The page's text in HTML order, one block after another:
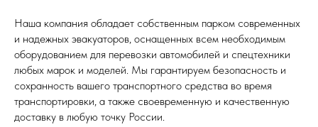
Наша компания обладает собственным парком современных
и надежных эвакуаторов, оснащенных всем необходимым
оборудованием для перевозки автомобилей и спецтехники
любых марок и моделей. Мы гарантируем безопасность и
сохранность вашего транспортного средства во время
транспортировки, а также своевременную и качественную
доставку в любую точку России.